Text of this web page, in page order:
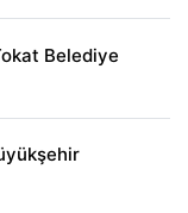
Belediye